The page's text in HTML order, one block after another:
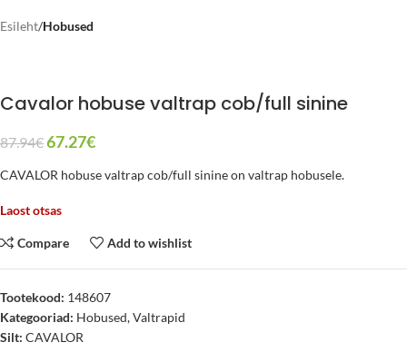
Esileht Hobused
Cavalor hobuse valtrap cob/full sinine
87.94€67.27€
CAVALOR hobuse valtrap cob/full sinine on valtrap hobusele.
Laost otsas
Compare Add to wishlist
Tootekood: 148607
Kategooriad: Hobused,Valtrapid
Silt: CAVALOR